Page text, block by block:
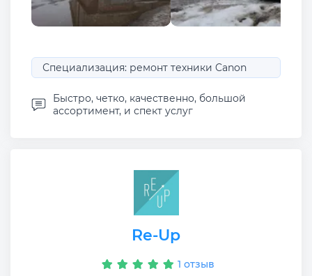
Специализация: ремонт техники Canon
Быстро, четко, качественно, большой
ассортимент, и спект услуг
Re-Up
1 отзыв